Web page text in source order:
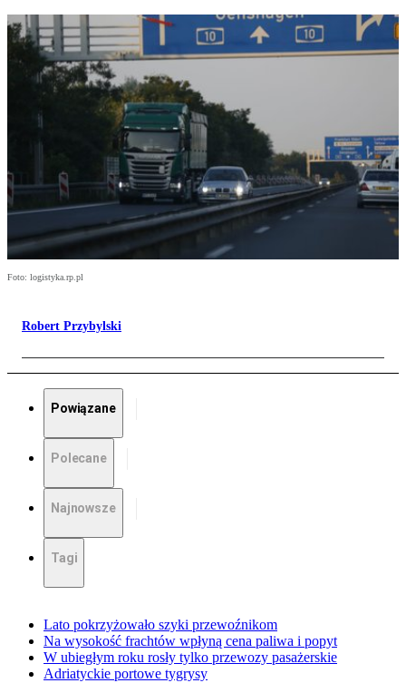
Foto: logistyka.rp.pl
Robert Przybylski
Powiązane
Polecane
Najnowsze
Tagi
Lato pokrzyżowało szyki przewoźnikom
Na wysokość frachtów wpłyną cena paliwa i popyt
W ubiegłym roku rosły tylko przewozy pasażerskie
Adriatyckie portowe tygrysy